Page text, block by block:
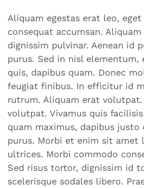
Aliquam egestas erat leo,
consequat accumsan.
dignissim pulvinar. Aenean id
purus. Sed in nisl
quis, dapibus quam. Donec
feugiat finibus. In efficitur id
rutrum. Aliquam erat
volutpat. Vivamus quis
quam maximus, dapibus justo
purus. Morbi et enim sit amet
ultrices. Morbi commodo
Sed risus tortor, dignissim id
scelerisque sodales libero.